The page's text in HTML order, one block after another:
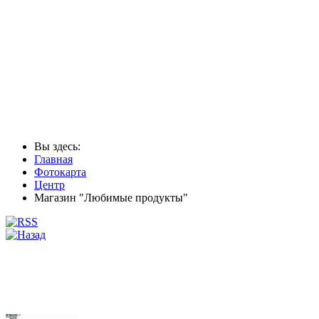
Вы здесь:
Главная
Фотокарта
Центр
Магазин "Любимые продукты"